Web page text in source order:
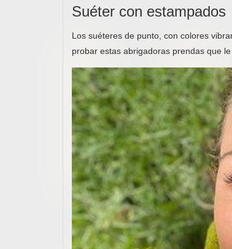
Suéter con estampados
Los suéteres de punto, con colores
probar estas abrigadoras prendas que